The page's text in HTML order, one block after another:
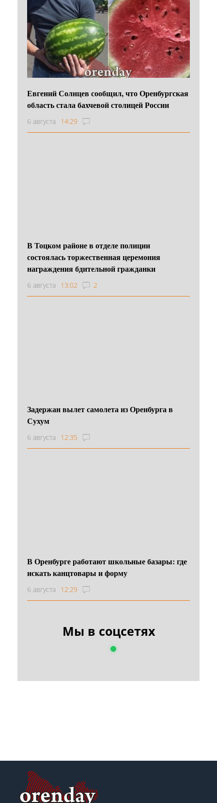
Евгений Солнцев сообщил, что Оренбургская
область стала бахчевой столицей России
6 августа 14:29
В Тоцком районе в отделе полиции
состоялась торжественная церемония
награждения бдительной гражданки
6 августа 13:02 2
Задержан вылет самолета из Оренбурга в
Сухум
6 августа 12:35
В Оренбурге работают школьные базары: где
искать канцтовары и форму
6 августа 12:29
Мы в соцсетях